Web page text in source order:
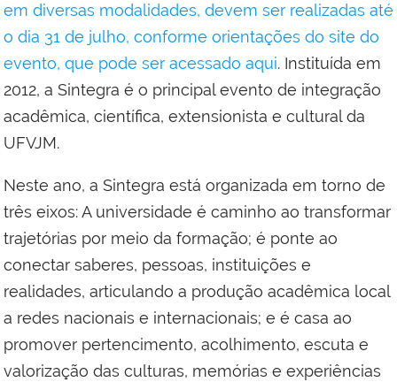
em diversas modalidades, devem ser realizadas até
o dia 31 de julho, conforme orientações do site do
evento, que pode ser acessado aqui. Instituída em
2012, a Sintegra é o principal evento de integração
acadêmica, científica, extensionista e cultural da
UFVJM.
Neste ano, a Sintegra está organizada em torno de
três eixos: A universidade é caminho ao transformar
trajetórias por meio da formação; é ponte ao
conectar saberes, pessoas, instituições e
realidades, articulando a produção acadêmica local
a redes nacionais e internacionais; e é casa ao
promover pertencimento, acolhimento, escuta e
valorização das culturas, memórias e experiências